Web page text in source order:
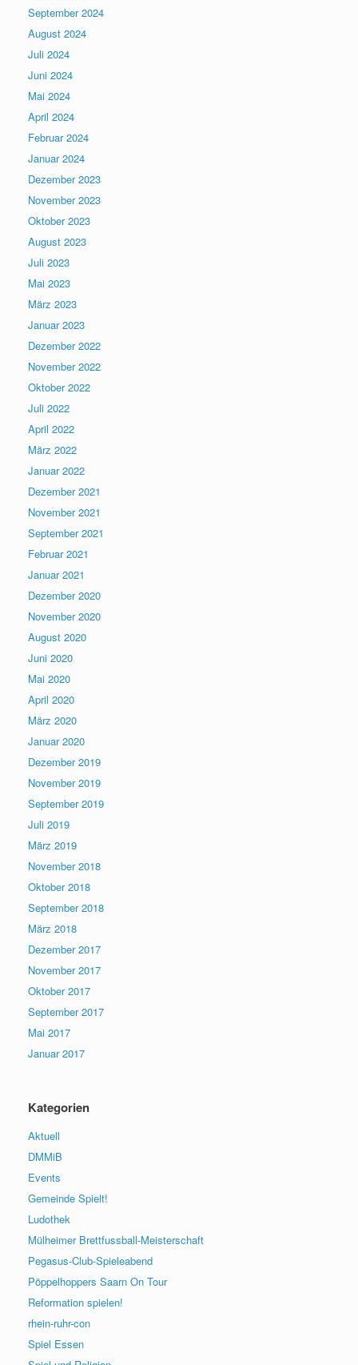
September 2024
August 2024
Juli 2024
Juni 2024
Mai 2024
April 2024
Februar 2024
Januar 2024
Dezember 2023
November 2023
Oktober 2023
August 2023
Juli 2023
Mai 2023
März 2023
Januar 2023
Dezember 2022
November 2022
Oktober 2022
Juli 2022
April 2022
März 2022
Januar 2022
Dezember 2021
November 2021
September 2021
Februar 2021
Januar 2021
Dezember 2020
November 2020
August 2020
Juni 2020
Mai 2020
April 2020
März 2020
Januar 2020
Dezember 2019
November 2019
September 2019
Juli 2019
März 2019
November 2018
Oktober 2018
September 2018
März 2018
Dezember 2017
November 2017
Oktober 2017
September 2017
Mai 2017
Januar 2017
Kategorien
Aktuell
DMMiB
Events
Gemeinde Spielt!
Ludothek
Mülheimer Brettfussball-Meisterschaft
Pegasus-Club-Spieleabend
Pöppelhoppers Saarn On Tour
Reformation spielen!
rhein-ruhr-con
Spiel Essen